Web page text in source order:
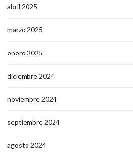
abril 2025
marzo 2025
enero 2025
diciembre 2024
noviembre 2024
septiembre 2024
agosto 2024